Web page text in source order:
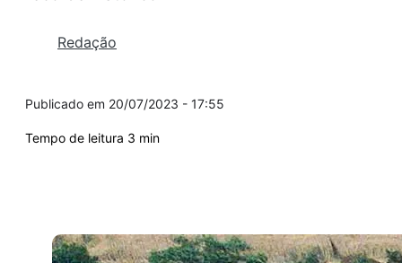
Redação
20/07/2023 - 17:55